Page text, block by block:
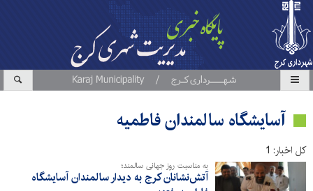
آسایشگاه سالمندان فاطمیه
کل اخبار: 1
به مناسبت روز جهانی سالمند؛
آتش‌نشانان کرج به دیدار سالمندان آسایشگاه